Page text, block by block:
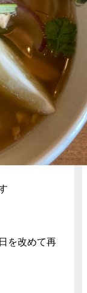
を改めて再